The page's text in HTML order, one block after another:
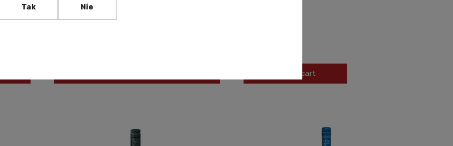
Add to cart
Tak Nie